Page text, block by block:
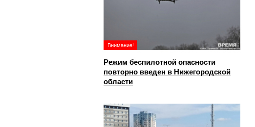
Внимание!
Режим беспилотной опасности
повторно введен в Нижегородской
области